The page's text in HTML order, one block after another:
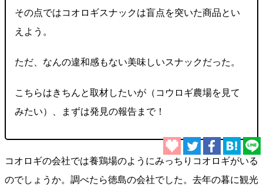
その点ではコオロギスナックは盲点を突いた商品とい
えよう。
ただ、なんの違和感もない美味しいスナックだった。
こちらはきちんと取材したいが（コウロギ農場を見て
みたい）、まずは発見の報告まで！
コオロギの会社では養鶏場のようにみっちりコオロギがいる
のでしょうか。調べたら徳島の会社でした。去年の暮に観光